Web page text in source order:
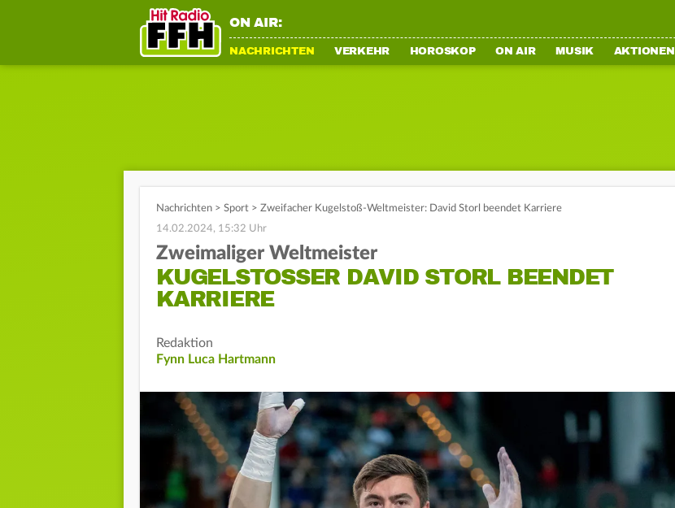
ON AIR:
NACHRICHTEN VERKEHR HOROSKOP ON AIR MUSIK AKTIONEN
Nachrichten > Sport > Zweifacher Kugelstoß-Weltmeister: David Storl beendet Karriere
14.02.2024, 15:32 Uhr
Zweimaliger Weltmeister
KUGELSTOSSER DAVID STORL BEENDET K
ARRIERE
Redaktion
Fynn Luca Hartmann